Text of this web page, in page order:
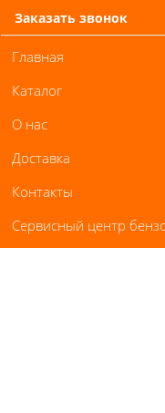
Заказать звонок
Главная
Каталог
О нас
Доставка
Контакты
Сервисный центр